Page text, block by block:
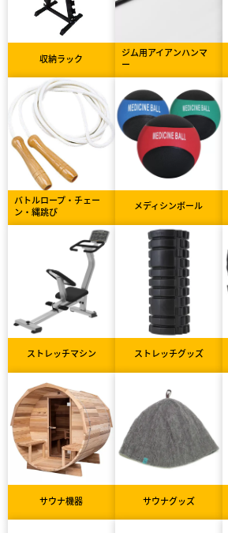
収納ラック
ジム用アイアンハンマ
ー
バトルロープ・チェー
ン・縄跳び
メディシンボール
ストレッチマシン ストレッチグッズ
サウナ機器 サウナグッズ